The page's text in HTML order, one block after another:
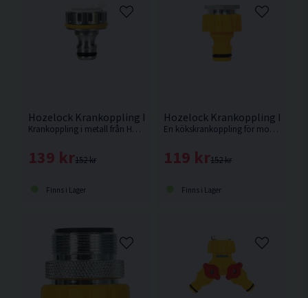
Hozelock Krankoppling Pro Utomhus 1/2" & 3/4" Metall
Krankoppling i metall från Hozelock med adapter för att passa till både 21 mm och 26,5mm (1/2″ BSP och 3/4″ BSP) för gängade utomhuskranar.
152 kr
139 kr
Finns i Lager
Hozelock Krankoppling
En kökskrankoppling för moderna kranar, med inbyggd luftare och ett 22 mm honmunstycke för krananslutning.
152 kr
119 kr
Finns i Lager